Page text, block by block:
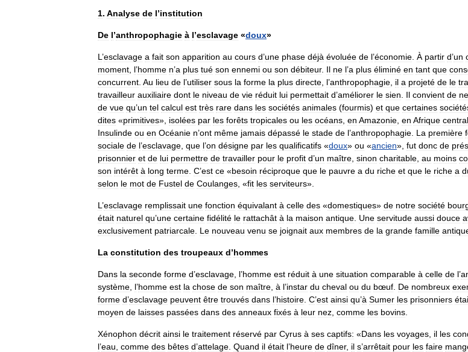
1. Analyse de l’institution
De l’anthropophagie à l’esclavage «doux»
L ’esclavage a fait son apparition au cours d’une phase déjà évoluée de l’économie À partir d’un
moment l’homme n’a plus tué son ennemi ou son débiteur. Il ne l’a plus éliminé en tant que
concurrent Au lieu de l’utiliser sous la forme la plus directe l’anthropophagie il a projeté de le
travailleur auxiliaire dont le niveau de vie réduit lui permettait d’améliorer le sien Il convient de ne
de vue qu’un tel calcul est très rare dans les sociétés animales (fourmis) et que certaines
dites «primitives», isolées par les forêts tropicales ou les océans en Amazonie en Afrique
Insulinde ou en Océanie n’ont même jamais dépassé le stade de l’anthropophagie La première
sociale de l’esclavage que l’on désigne par les qualificatifs «doux» ou «ancien», fut donc de
prisonnier et de lui permettre de travailler pour le profit d’un maître sinon charitable au moins
son intérêt à long terme C’est ce «besoin réciproque que le pauvre a du riche et que le riche a
selon le mot de Fustel de Coulanges , «fit les serviteurs».
L ’esclavage remplissait une fonction équivalant à celle des «domestiques» de notre société
était naturel qu’une certaine fidélité le rattachât à la maison antique Une servitude aussi douce
exclusivement patriarcale Le nouveau venu se joignait aux membres de la grande famille
La constitution des troupeaux d’hommes
Dans la seconde forme d’esclavage l’homme est réduit à une situation comparable à celle de l’
système l’homme est la chose de son maître à l’instar du cheval ou du bœuf De nombreux
forme d’esclavage peuvent être trouvés dans l’histoire C’est ainsi qu’à Sumer les prisonniers
moyen de laisses passées dans des anneaux fixés à leur nez comme les bovins
Xénophon décrit ainsi le traitement réservé par Cyrus à ses captifs: «Dans les voyages il les
l’eau comme des bêtes d’attelage Quand il était l’heure de dîner, il s’arrêtait pour les faire